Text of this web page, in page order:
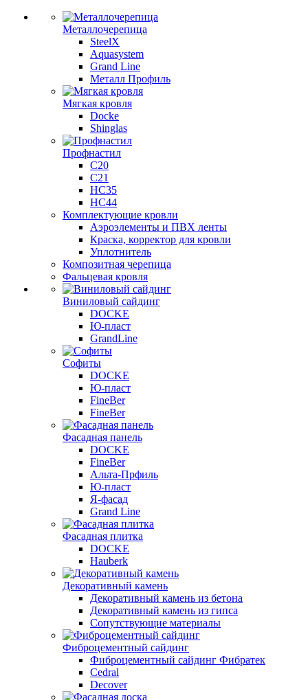
Металлочерепица
SteelX
Aquasystem
Grand Line
Металл Профиль
Мягкая кровля
Docke
Shinglas
Профнастил
C20
C21
НС35
НС44
Комплектующие кровли
Аэроэлементы и ПВХ ленты
Краска, корректор для кровли
Уплотнитель
Композитная черепица
Фальцевая кровля
Виниловый сайдинг
DOCKE
Ю-пласт
GrandLine
Софиты
DOCKE
Ю-пласт
FineBer
FineBer
Фасадная панель
DOCKE
FineBer
Альта-Прфиль
Ю-пласт
Я-фасад
Grand Line
Фасадная плитка
DOCKE
Hauberk
Декоративный камень
Декоративный камень из бетона
Декоративный камень из гипса
Сопутствующие материалы
Фиброцементный сайдинг
Фиброцементный сайдинг Фибратек
Cedral
Decover